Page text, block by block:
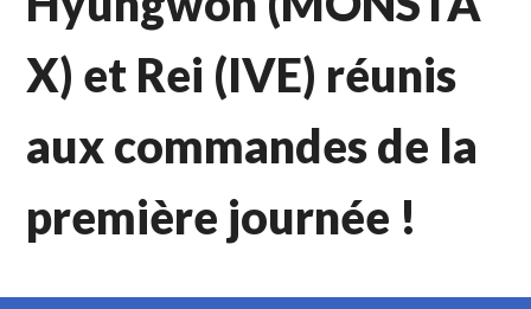
X) et Rei (IVE) réunis
aux commandes de la
première journée !